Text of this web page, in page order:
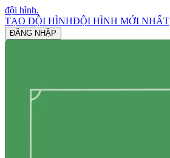
đội hình.
TẠO ĐỘI HÌNHĐỘI HÌNH MỚI NHẤT
ĐĂNG NHẬP